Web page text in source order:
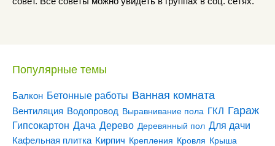
Популярные темы
Балкон Бетонные работы Ванная комната
Вентиляция Водопровод Выравнивание пола ГКЛ Гараж
Гипсокартон Дача Дерево Деревянный пол Для дачи
Кафельная плитка Кирпич Крепления Кровля Крыша